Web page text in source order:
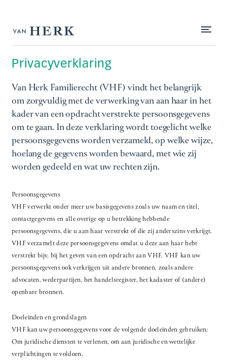
Privacyverklaring
Van Herk Familierecht (VHF) vindt het belangrijk
om zorgvuldig met de verwerking van aan haar in het
kader van een opdracht verstrekte persoonsgegevens
om te gaan. In deze verklaring wordt toegelicht welke
persoonsgegevens worden verzameld, op welke wijze,
hoelang de gegevens worden bewaard, met wie zij
worden gedeeld en wat uw rechten zijn.
Persoonsgegevens
VHF verwerkt onder meer uw basisgegevens zoals uw naam en titel,
contactgegevens en alle overige op u betrekking hebbende
persoonsgegevens, die u aan haar verstrekt of die zij anderszins verkrijgt.
VHF verzamelt deze persoonsgegevens omdat u deze aan haar hebt
verstrekt bijv. bij het geven van een opdracht aan VHF. VHF kan uw
persoonsgegevens ook verkrijgen uit andere bronnen, zoals andere
advocaten, wederpartijen, het handelsregister, het kadaster of (andere)
openbare bronnen.
Doeleinden en grondslagen
VHF kan uw persoonsgegevens voor de volgende doeleinden gebruiken:
Om juridische diensten te verlenen, om aan juridische en wettelijke
verplichtingen te voldoen.